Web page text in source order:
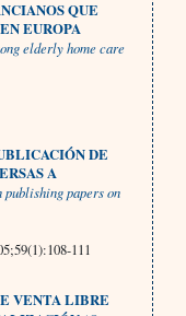
QUE
EUROPA
elderly home care
DE
A
papers on
111
VENTA LIBRE